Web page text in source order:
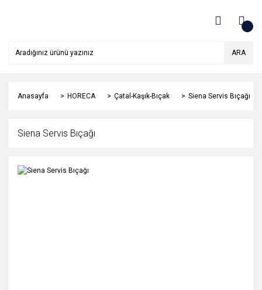
ARA
Anasayfa HORECA Çatal-Kaşık-Bıçak Siena Servis Bıçağı
Siena Servis Bıçağı